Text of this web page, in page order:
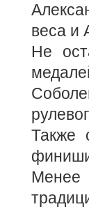
веса и
Не
Также
Менее